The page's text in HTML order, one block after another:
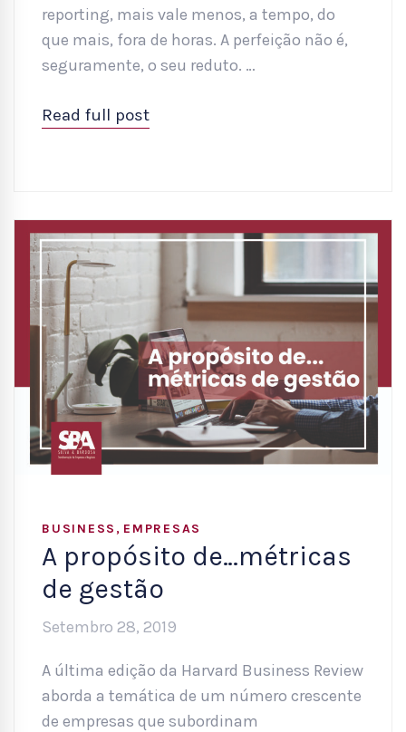
reporting, mais vale menos, a tempo, do
que mais, fora de horas. A perfeição não é,
seguramente, o seu reduto. …
Read full post
BUSINESS , EMPRESAS
A propósito de…métricas
de gestão
Setembro 28, 2019
A última edição da Harvard Business Review
aborda a temática de um número crescente
de empresas que subordinam